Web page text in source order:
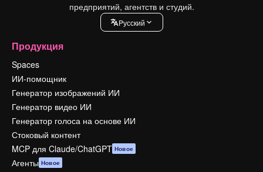
предприятий, агентств и студий.
Pусский
Продукция
Spaces
ИИ-помощник
Генератор изображений ИИ
Генератор видео ИИ
Генератор голоса на основе ИИ
Стоковый контент
MCP для Claude/ChatGPT Новое
Агенты Новое